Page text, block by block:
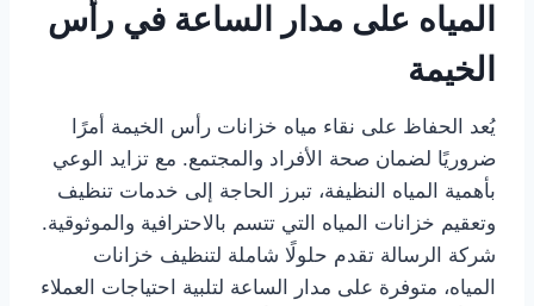
المياه على مدار الساعة في رأس
الخيمة
يُعد الحفاظ على نقاء مياه خزانات رأس الخيمة أمرًا
ضروريًا لضمان صحة الأفراد والمجتمع. مع تزايد الوعي
بأهمية المياه النظيفة، تبرز الحاجة إلى خدمات تنظيف
وتعقيم خزانات المياه التي تتسم بالاحترافية والموثوقية.
شركة الرسالة تقدم حلولًا شاملة لتنظيف خزانات
المياه، متوفرة على مدار الساعة لتلبية احتياجات العملاء